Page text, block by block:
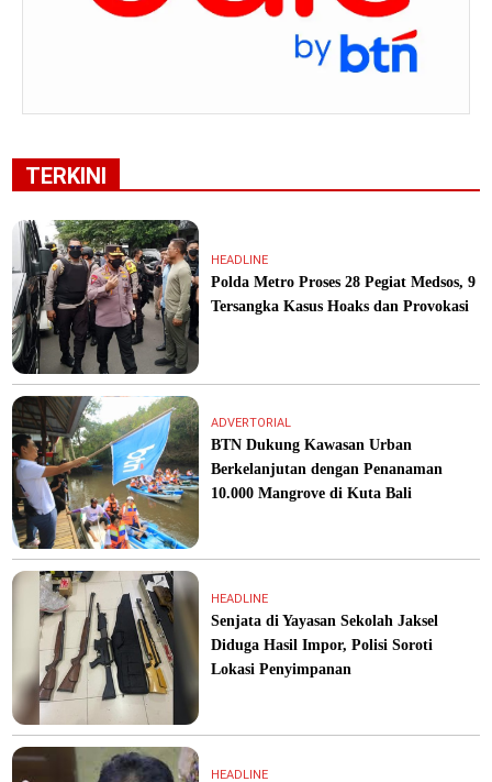
TERKINI
HEADLINE
Polda Metro Proses 28 Pegiat Medsos, 9
Tersangka Kasus Hoaks dan Provokasi
ADVERTORIAL
BTN Dukung Kawasan Urban
Berkelanjutan dengan Penanaman
10.000 Mangrove di Kuta Bali
HEADLINE
Senjata di Yayasan Sekolah Jaksel
Diduga Hasil Impor, Polisi Soroti
Lokasi Penyimpanan
HEADLINE